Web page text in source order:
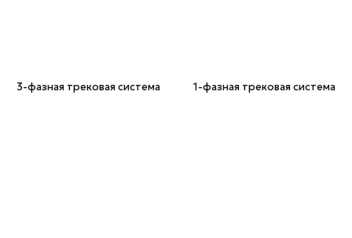
3-фазная трековая система 1-фазная трековая система